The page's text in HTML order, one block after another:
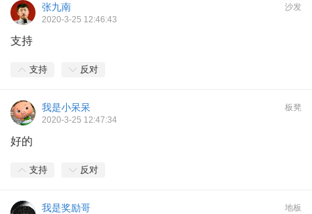
沙发
张九南
2020-3-25 12:46:43
支持
支持 反对
板凳
我是小呆呆
2020-3-25 12:47:34
好的
支持 反对
地板
我是奖励哥